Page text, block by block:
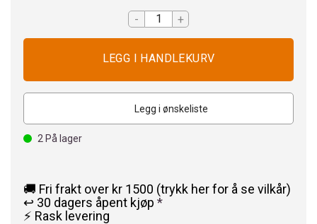
- +
Legg i ønskeliste
2 På lager
🚚 Fri frakt over kr 1500 (trykk her for å se vilkår)
↩️ 30 dagers åpent kjøp *
⚡ Rask levering